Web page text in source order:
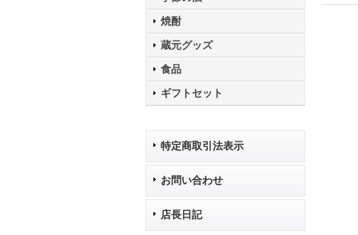
焼酎
蔵元グッズ
食品
ギフトセット
特定商取引法表示
お問い合わせ
店長日記